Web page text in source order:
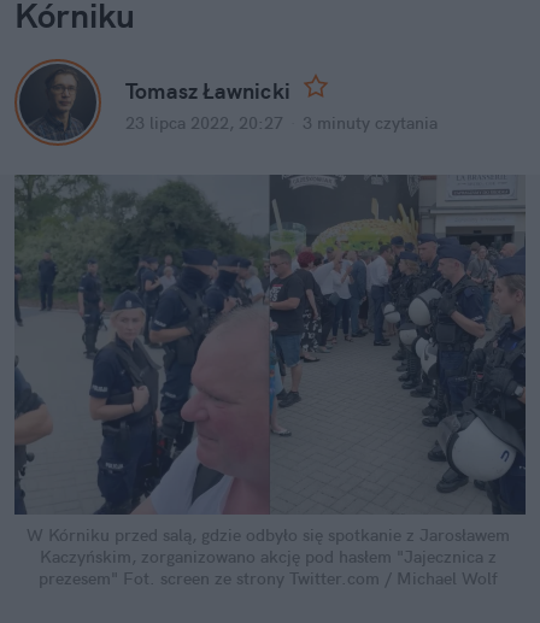
Kórniku
Tomasz Ławnicki
23 lipca 2022, 20:27 3 minuty czytania
W Kórniku przed salą, gdzie odbyło się spotkanie z Jarosławem
Kaczyńskim, zorganizowano akcję pod hasłem "Jajecznica z
prezesem"
Fot. screen ze strony Twitter.com / Michael Wolf